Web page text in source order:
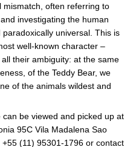
often referring to
investigating the human
universal. This is
well-known character –
their ambiguity: at the same
of the Teddy Bear, we
of the animals wildest and
be viewed and picked up at
95C Vila Madalena Sao
(11) 95301-1796 or contact